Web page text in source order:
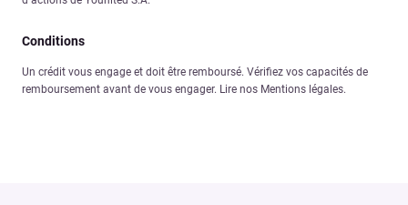
Conditions
Un crédit vous engage et doit être remboursé. Vérifiez vos capacités de
remboursement avant de vous engager. Lire nos Mentions légales.